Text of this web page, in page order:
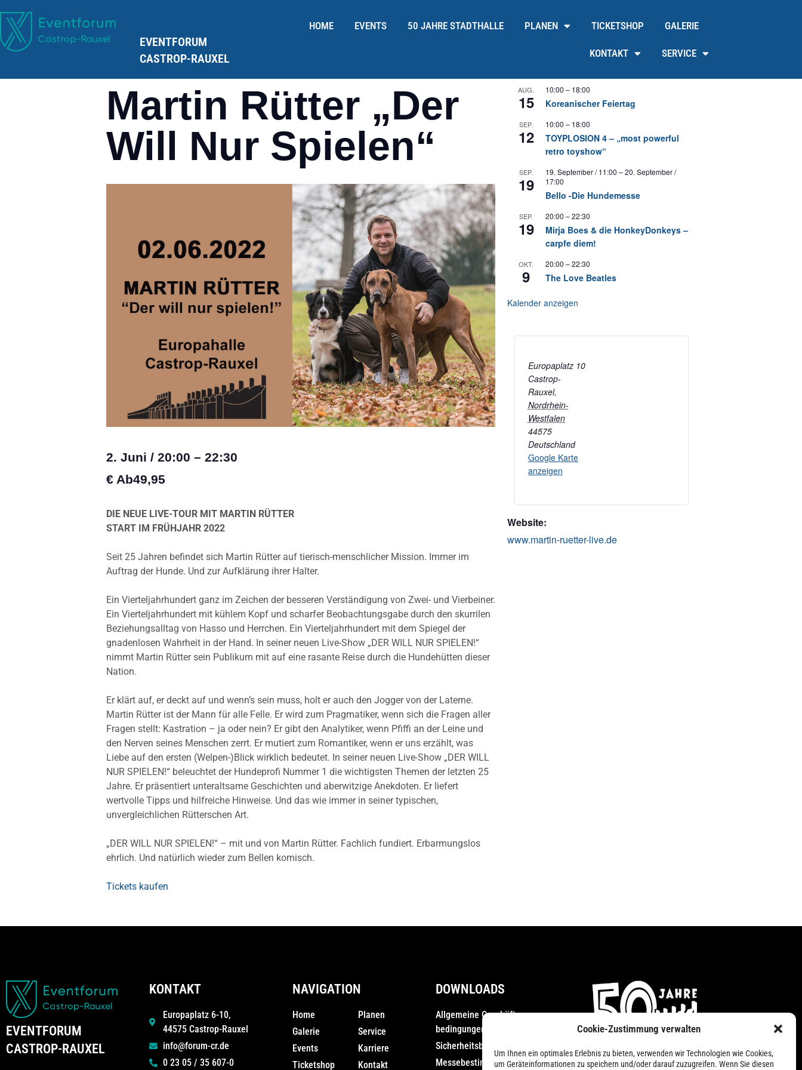
Cookie-Zustimmung verwalten
Um Ihnen ein optimales Erlebnis zu bieten, verwenden wir Technologien wie Cookies,
um Geräteinformationen zu speichern und/oder darauf zuzugreifen. Wenn Sie diesen
EVENTFORUM
CASTROP-RAUXEL
HOME EVENTS 50 JAHRE STADTHALLE PLANEN TICKETSHOP GALERIE
KONTAKT SERVICE
Martin Rütter „Der
Will Nur Spielen“
2. Juni / 20:00 – 22:30
€ Ab49,95
DIE NEUE LIVE-TOUR MIT MARTIN RÜTTER
START IM FRÜHJAHR 2022
Seit 25 Jahren befindet sich Martin Rütter auf tierisch-menschlicher Mission. Immer im
Auftrag der Hunde. Und zur Aufklärung ihrer Halter.
Ein Vierteljahrhundert ganz im Zeichen der besseren Verständigung von Zwei- und Vierbeiner.
Ein Vierteljahrhundert mit kühlem Kopf und scharfer Beobachtungsgabe durch den skurrilen
Beziehungsalltag von Hasso und Herrchen. Ein Vierteljahrhundert mit dem Spiegel der
gnadenlosen Wahrheit in der Hand. In seiner neuen Live-Show „DER WILL NUR SPIELEN!“
nimmt Martin Rütter sein Publikum mit auf eine rasante Reise durch die Hundehütten dieser
Nation.
Er klärt auf, er deckt auf und wenn’s sein muss, holt er auch den Jogger von der Laterne.
Martin Rütter ist der Mann für alle Felle. Er wird zum Pragmatiker, wenn sich die Fragen aller
Fragen stellt: Kastration – ja oder nein? Er gibt den Analytiker, wenn Pfiffi an der Leine und
den Nerven seines Menschen zerrt. Er mutiert zum Romantiker, wenn er uns erzählt, was
Liebe auf den ersten (Welpen-)Blick wirklich bedeutet. In seiner neuen Live-Show „DER WILL
NUR SPIELEN!“ beleuchtet der Hundeprofi Nummer 1 die wichtigsten Themen der letzten 25
Jahre. Er präsentiert unteraltsame Geschichten und aberwitzige Anekdoten. Er liefert
wertvolle Tipps und hilfreiche Hinweise. Und das wie immer in seiner typischen,
unvergleichlichen Rütterschen Art.
„DER WILL NUR SPIELEN!“ – mit und von Martin Rütter. Fachlich fundiert. Erbarmungslos
ehrlich. Und natürlich wieder zum Bellen komisch.
Tickets kaufen
AUG.
15
10:00 – 18:00
Koreanischer Feiertag
SEP.
12
10:00 – 18:00
TOYPLOSION 4 – „most powerful
retro toyshow“
SEP.
19
19. September / 11:00 –20. September /
17:00
Bello -Die Hundemesse
SEP.
19
20:00 –22:30
Mirja Boes & die HonkeyDonkeys –
carpfe diem!
OKT.
9
20:00 –22:30
The Love Beatles
Kalender anzeigen
Europaplatz 10
Castrop-
Rauxel,
Nordrhein-
Westfalen
44575
Deutschland
Google Karte
anzeigen
Website:
www.martin-ruetter-live.de
EVENTFORUM
CASTROP-RAUXEL
KONTAKT
Europaplatz 6-10,
44575 Castrop-Rauxel
info@forum-cr.de
0 23 05 / 35 607-0
NAVIGATION
Home
Galerie
Events
Ticketshop
Planen
Service
Karriere
Kontakt
DOWNLOADS
Allgemeine Geschäfts­
bedingungen (AGB)
Sicherheitsbestimmungen
Messebestimmungen